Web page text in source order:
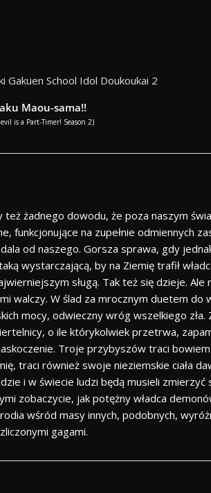
Maou-sama!!
is a Part-Timer! Season 2)
żadnego dowodu, że poza naszym
funkcjonujące na zupełnie odmiennych
od naszego. Gorsza sprawa, gdy
wystarczającą, by na Ziemię trafił
sługą. Tak też się dzieje. Ale
walczy. W ślad za mrocznym duetem do
mocy, odwieczny wróg wszelkiego zła.
o ile którykolwiek przetrwa,
Troje przybyszów traci
traci również swoje nieziemskie ciała
i w świecie ludzi będą musieli zmierzyć
zobaczycie, jak potężny władca
wśród masy innych, podobnych,
gagami.